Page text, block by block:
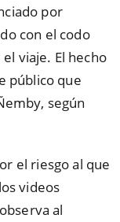
por
con el codo
viaje. El hecho
público que
según
el riesgo al que
videos
al